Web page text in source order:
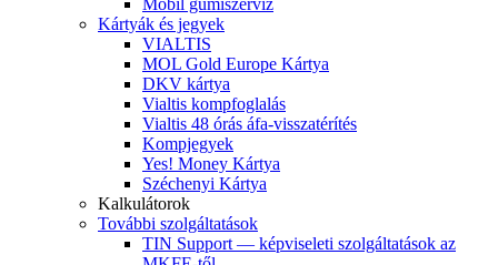
Mobil gumiszerviz
Kártyák és jegyek
VIALTIS
MOL Gold Europe Kártya
DKV kártya
Vialtis kompfoglalás
Vialtis 48 órás áfa-visszatérítés
Kompjegyek
Yes! Money Kártya
Széchenyi Kártya
Kalkulátorok
További szolgáltatások
TIN Support — képviseleti szolgáltatások az